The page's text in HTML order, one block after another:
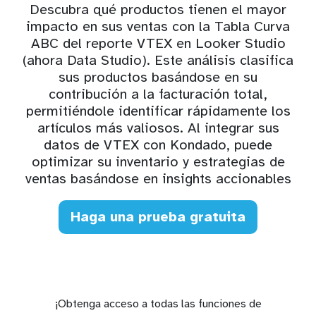
Descubra qué productos tienen el mayor
impacto en sus ventas con la Tabla Curva
ABC del reporte VTEX en Looker Studio
(ahora Data Studio). Este análisis clasifica
sus productos basándose en su
contribución a la facturación total,
permitiéndole identificar rápidamente los
artículos más valiosos. Al integrar sus
datos de VTEX con Kondado, puede
optimizar su inventario y estrategias de
ventas basándose en insights accionables
Haga una prueba gratuita
¡Obtenga acceso a todas las funciones de